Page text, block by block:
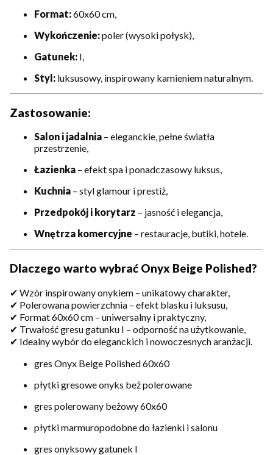
Format:60x60 cm,
Wykończenie:poler (wysoki połysk),
Gatunek: I,
Styl: luksusowy, inspirowany kamieniem naturalnym.
Zastosowanie:
Salon i jadalnia – eleganckie, pełne światła
przestrzenie,
Łazienka – efekt spa i ponadczasowy luksus,
Kuchnia – styl glamour i prestiż,
Przedpokój i korytarz – jasność i elegancja,
Wnętrza komercyjne – restauracje, butiki, hotele.
Dlaczego warto wybrać Onyx Beige Polished?
✔ Wzór inspirowany onykiem – unikatowy charakter,
✔ Polerowana powierzchnia – efekt blasku i luksusu,
✔ Format 60x60 cm – uniwersalny i praktyczny,
✔ Trwałość gresu gatunku I – odporność na użytkowanie,
✔ Idealny wybór do eleganckich i nowoczesnych aranżacji.
gres Onyx Beige Polished 60x60
płytki gresowe onyks beż polerowane
gres polerowany beżowy 60x60
płytki marmuropodobne do łazienki i salonu
gres onyksowy gatunek I